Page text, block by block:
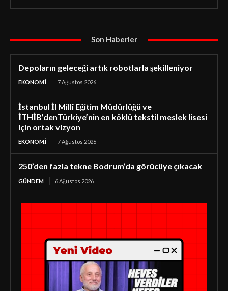
Son Haberler
Depoların geleceği artık robotlarla şekilleniyor
EKONOMI 7 Ağustos 2026
İstanbul İl Millî Eğitim Müdürlüğü ve
İTHİB’denTürkiye’nin en köklü tekstil meslek lisesi
için ortak vizyon
EKONOMI 7 Ağustos 2026
250’den fazla tekne Bodrum’da görücüye çıkacak
GÜNDEM 6 Ağustos 2026